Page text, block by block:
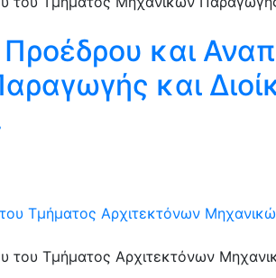
και
και
Τμήματος Αρχιτεκτόνων